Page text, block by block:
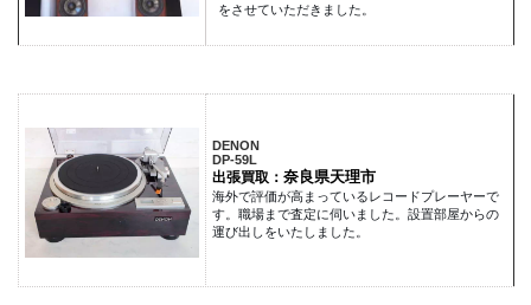
をさせていただきました。
DENON
DP-59L
出張買取： 奈良県天理市
海外で評価が高まっているレコードプレーヤーで
す。職場まで査定に伺いました。設置部屋からの
運び出しをいたしました。